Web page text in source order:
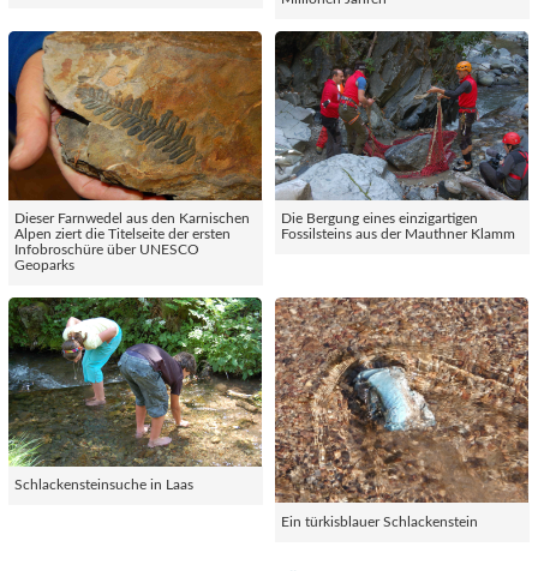
Dieser Farnwedel aus den Karnischen
Alpen ziert die Titelseite der ersten
Infobroschüre über UNESCO
Geoparks
Die Bergung eines einzigartigen
Fossilsteins aus der Mauthner Klamm
Schlackensteinsuche in Laas
Ein türkisblauer Schlackenstein